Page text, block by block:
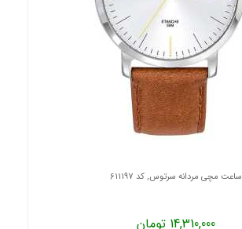
ساعت مچی مردانه سرتوس, کد 611197
14,310,000 تومان